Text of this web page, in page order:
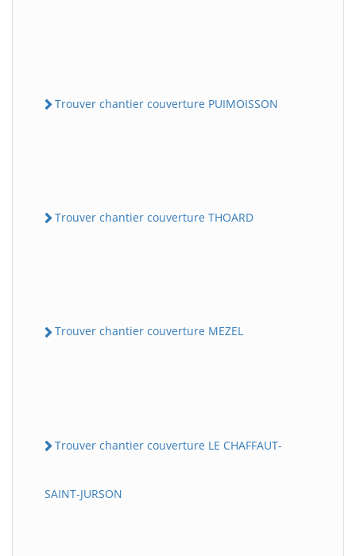
Trouver chantier couverture PUIMOISSON
Trouver chantier couverture THOARD
Trouver chantier couverture MEZEL
Trouver chantier couverture LE CHAFFAUT-
SAINT-JURSON